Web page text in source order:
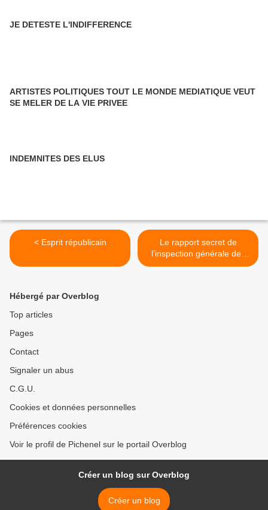
JE DETESTE L'INDIFFERENCE
ARTISTES POLITIQUES TOUT LE MONDE MEDIATIQUE VEUT
SE MELER DE LA VIE PRIVEE
INDEMNITES DES ELUS
< Esprit républicain
Le rapport secret de
l’inspection générale des
finances >
Hébergé par Overblog
Top articles
Pages
Contact
Signaler un abus
C.G.U.
Cookies et données personnelles
Préférences cookies
Voir le profil de Pichenel sur le portail Overblog
Créer un blog sur Overblog
Créer un blog